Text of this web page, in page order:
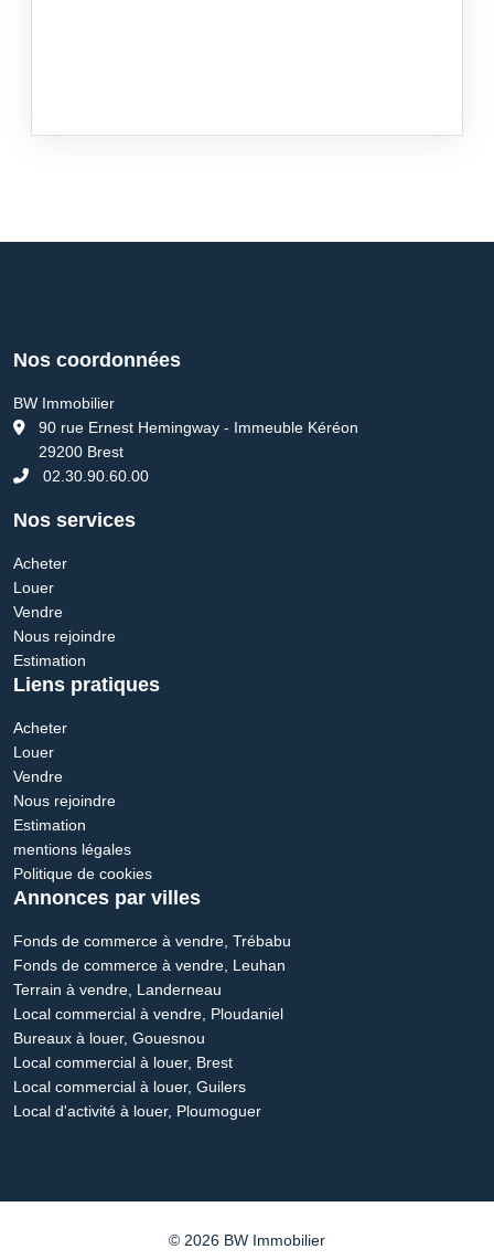
Nos coordonnées
BW Immobilier
90 rue Ernest Hemingway - Immeuble Kéréon
29200 Brest
02.30.90.60.00
Nos services
Acheter
Louer
Vendre
Nous rejoindre
Estimation
Liens pratiques
Acheter
Louer
Vendre
Nous rejoindre
Estimation
mentions légales
Politique de cookies
Annonces par villes
Fonds de commerce à vendre, Trébabu
Fonds de commerce à vendre, Leuhan
Terrain à vendre, Landerneau
Local commercial à vendre, Ploudaniel
Bureaux à louer, Gouesnou
Local commercial à louer, Brest
Local commercial à louer, Guilers
Local d'activité à louer, Ploumoguer
© 2026 BW Immobilier